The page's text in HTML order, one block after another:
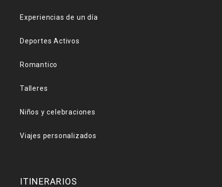
Experiencias de un día
Deportes Activos
Romantico
Talleres
Niños y celebraciones
Viajes personalizados
ITINERARIOS